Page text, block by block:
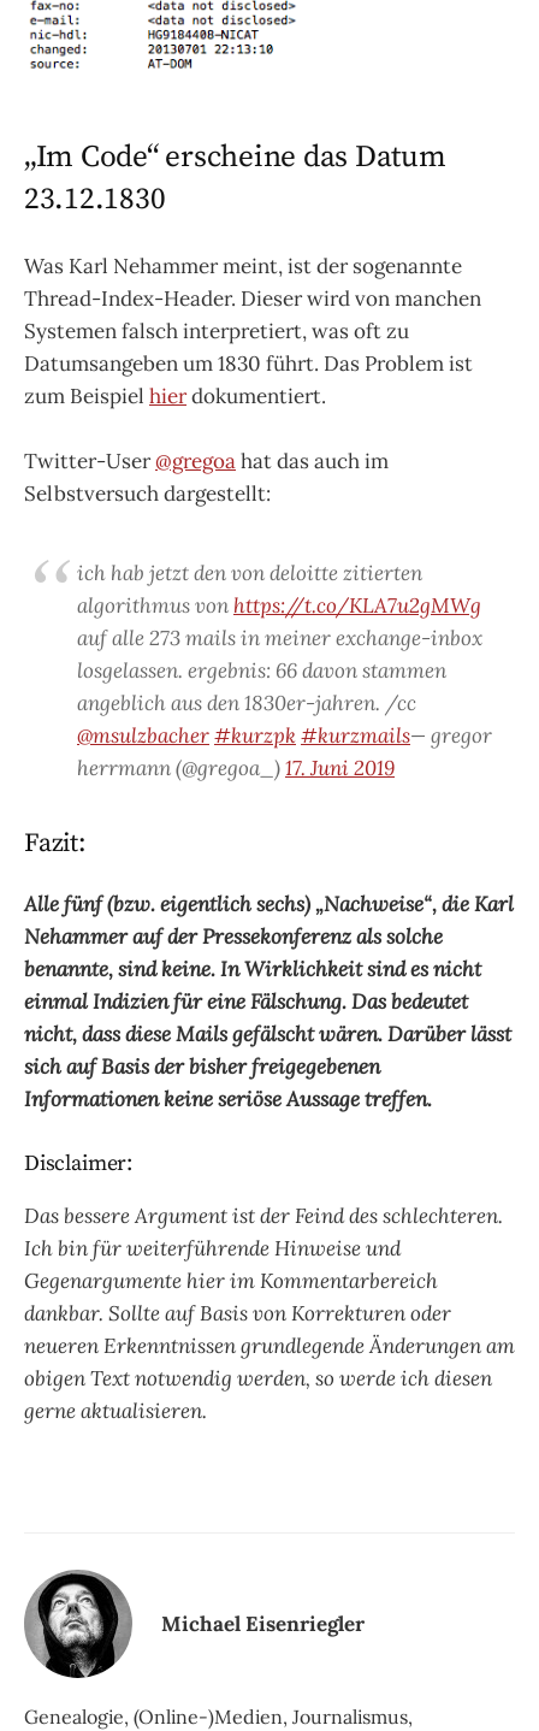
„Im Code“ erscheine das Datum
23.12.1830
Was Karl Nehammer meint, ist der sogenannte
Thread-Index-Header. Dieser wird von manchen
Systemen falsch interpretiert, was oft zu
Datumsangeben um 1830 führt. Das Problem ist
zum Beispiel hierdokumentiert.
Twitter-User@gregoahat das auch im
Selbstversuch dargestellt:
ich hab jetzt den von deloitte zitierten
algorithmus von https://t.co/KLA7u2gMWg
auf alle 273 mails in meiner exchange-inbox
losgelassen. ergebnis: 66 davon stammen
angeblich aus den 1830er-jahren. /cc
@msulzbacher#kurzpk#kurzmails— gregor
herrmann (@gregoa_)17. Juni 2019
Fazit:
Alle fünf (bzw. eigentlich sechs) „Nachweise“, die Karl
Nehammer auf der Pressekonferenz als solche
benannte, sind keine. In Wirklichkeit sind es nicht
einmal Indizien für eine Fälschung. Das bedeutet
nicht, dass diese Mails gefälscht wären. Darüber lässt
sich auf Basis der bisher freigegebenen
Informationen keine seriöse Aussage treffen.
Disclaimer:
Das bessere Argument ist der Feind des schlechteren.
Ich bin für weiterführende Hinweise und
Gegenargumente hier im Kommentarbereich
dankbar. Sollte auf Basis von Korrekturen oder
neueren Erkenntnissen grundlegende Änderungen am
obigen Text notwendig werden, so werde ich diesen
gerne aktualisieren.
Michael Eisenriegler
Genealogie, (Online-)Medien, Journalismus,